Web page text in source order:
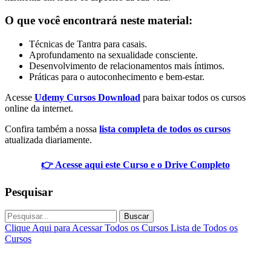
O que você encontrará neste material:
Técnicas de Tantra para casais.
Aprofundamento na sexualidade consciente.
Desenvolvimento de relacionamentos mais íntimos.
Práticas para o autoconhecimento e bem-estar.
Acesse Udemy Cursos Download para baixar todos os cursos
online da internet.
Confira também a nossa lista completa de todos os cursos
atualizada diariamente.
👉 Acesse aqui este Curso e o Drive Completo
Pesquisar
Buscar
Clique Aqui para Acessar Todos os Cursos Lista de Todos os
Cursos